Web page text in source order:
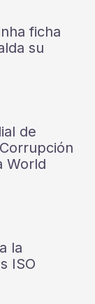
ficha
su
de
World
la
ISO